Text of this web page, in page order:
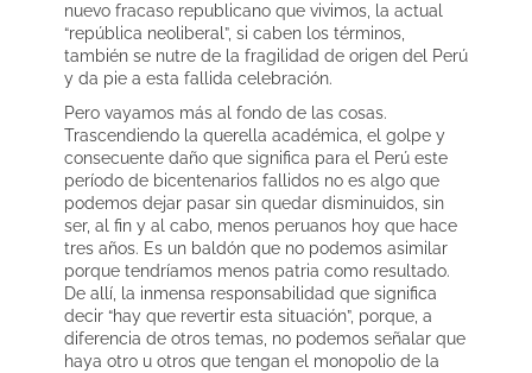
nuevo fracaso republicano que vivimos, la actual
“república neoliberal”, si caben los términos,
también se nutre de la fragilidad de origen del Perú
y da pie a esta fallida celebración.
Pero vayamos más al fondo de las cosas.
Trascendiendo la querella académica, el golpe y
consecuente daño que significa para el Perú este
período de bicentenarios fallidos no es algo que
podemos dejar pasar sin quedar disminuidos, sin
ser, al fin y al cabo, menos peruanos hoy que hace
tres años. Es un baldón que no podemos asimilar
porque tendríamos menos patria como resultado.
De allí, la inmensa responsabilidad que significa
decir “hay que revertir esta situación”, porque, a
diferencia de otros temas, no podemos señalar que
haya otro u otros que tengan el monopolio de la